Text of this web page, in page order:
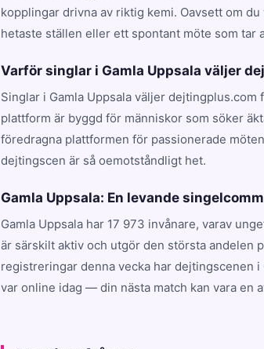
kopplingar drivna av riktig kemi. Oavsett om
hetaste ställen eller ett spontant möte som tar
Varför singlar i Gamla Uppsala väljer
Singlar i Gamla Uppsala väljer
plattform är byggd för människor som söker
föredragna plattformen för passionerade
dejtingscen är så oemotståndligt het.
Gamla Uppsala: En levande
Gamla Uppsala har 17 973 invånare, varav
är särskilt aktiv och utgör den största andelen
registreringar denna vecka har dejtingscenen
var online idag — din nästa match kan vara en